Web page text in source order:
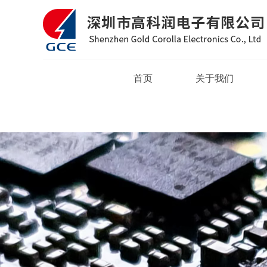
首页 关于我们